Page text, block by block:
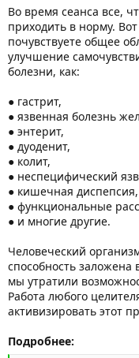
Во время сеанса все,
приходить в норму.
почувствуете общее
улучшение
болезни, как:
● гастрит,
● язвенная болезнь
● энтерит,
● дуоденит,
● колит,
● неспецифический
● кишечная диспепсия,
● функциональные
● и многие другие.
Человеческий
способность
мы утратили
Работа любого
активизировать этот
Подробнее: